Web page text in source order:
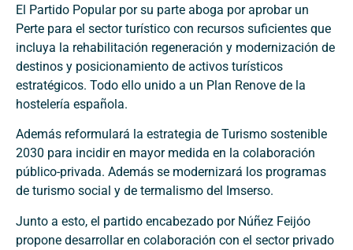
El Partido Popular por su parte aboga por aprobar un
Perte para el sector turístico con recursos suficientes que
incluya la rehabilitación regeneración y modernización de
destinos y posicionamiento de activos turísticos
estratégicos. Todo ello unido a un Plan Renove de la
hostelería española.
Además reformulará la estrategia de Turismo sostenible
2030 para incidir en mayor medida en la colaboración
público-privada. Además se modernizará los programas
de turismo social y de termalismo del Imserso.
Junto a esto, el partido encabezado por Núñez Feijóo
propone desarrollar en colaboración con el sector privado